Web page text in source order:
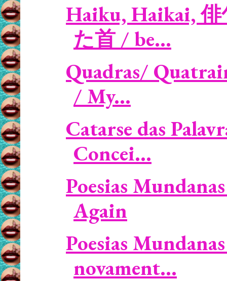
Haiku, Haikai, 俳
た首 / be...
Quadras/
/ My...
Catarse das
Concei...
Poesias
Again
Poesias
novament...